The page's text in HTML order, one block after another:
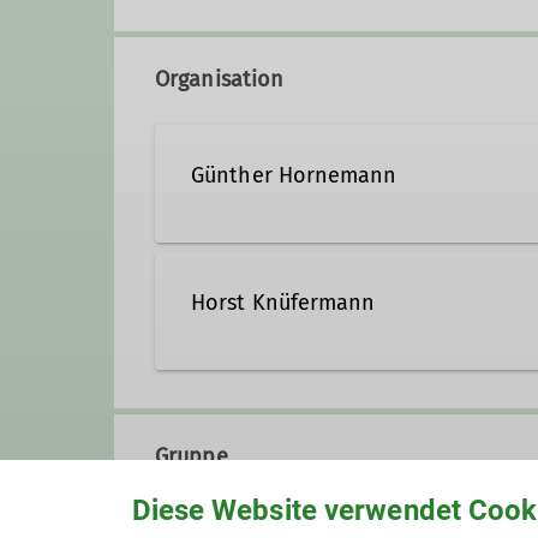
Organisation
Günther Hornemann
Horst Knüfermann
Gruppe
Diese Website verwendet